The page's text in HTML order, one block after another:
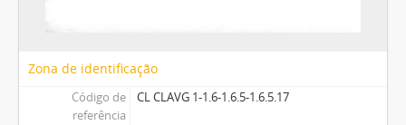
Zona de identificação
Código de
referência
CL CLAVG 1-1.6-1.6.5-1.6.5.17